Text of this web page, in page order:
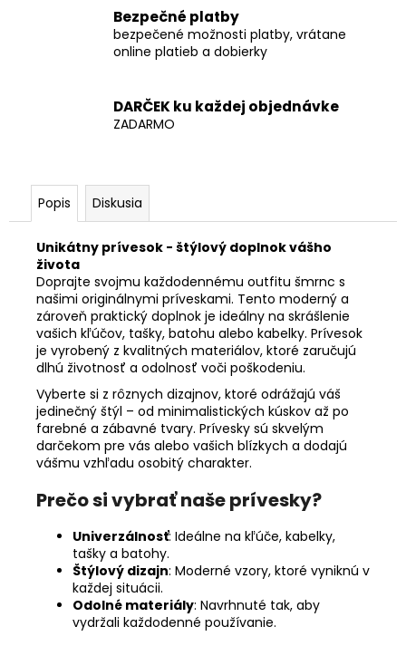
Bezpečné platby
bezpečené možnosti platby, vrátane
online platieb a dobierky
DARČEK ku každej objednávke
ZADARMO
Popis Diskusia
Unikátny prívesok - štýlový doplnok vášho
života
Doprajte svojmu každodennému outfitu šmrnc s
našimi originálnymi príveskami. Tento moderný a
zároveň praktický doplnok je ideálny na skrášlenie
vašich kľúčov, tašky, batohu alebo kabelky. Prívesok
je vyrobený z kvalitných materiálov, ktoré zaručujú
dlhú životnosť a odolnosť voči poškodeniu.
Vyberte si z rôznych dizajnov, ktoré odrážajú váš
jedinečný štýl – od minimalistických kúskov až po
farebné a zábavné tvary. Prívesky sú skvelým
darčekom pre vás alebo vašich blízkych a dodajú
vášmu vzhľadu osobitý charakter.
Prečo si vybrať naše prívesky?
Univerzálnosť: Ideálne na kľúče, kabelky,
tašky a batohy.
Štýlový dizajn: Moderné vzory, ktoré vyniknú v
každej situácii.
Odolné materiály: Navrhnuté tak, aby
vydržali každodenné používanie.